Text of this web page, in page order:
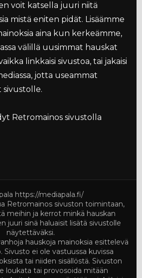
voit katsella juuri niitä
mistä eniten pidät. Lisäämme
aina kun kerkeämme,
välillä uusimmat hauskat
linkkaisi sivustoa, tai jakaisi
jotta useammat
sivustolle.
Retromainos sivustolla
https://mediapala.fi/
Retromainos sivuston toimintaan,
meihin ja kerrot minkä hauskan
juuri sinä haluaisit lisätä sivustolle
näytettäväksi.
hauskoja mainoksia esittelevä
Sivusto ei ole vastuussa kuvissa
tai niiden sisällöstä. Sivuston
loukata tai provosoida mitään